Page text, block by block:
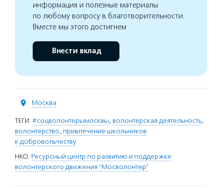
информация и полезные материалы
по любому вопросу в благотворительности.
Вместе мы этого достигнем
Внести вклад
Москва
ТЕГИ: #соцволонтерымосквы, волонтерская деятельность,
волонтерство, привлечение школьников
к добровольчеству
НКО: Ресурсный центр по развитию и поддержке
волонтерского движения "Мосволонтер"